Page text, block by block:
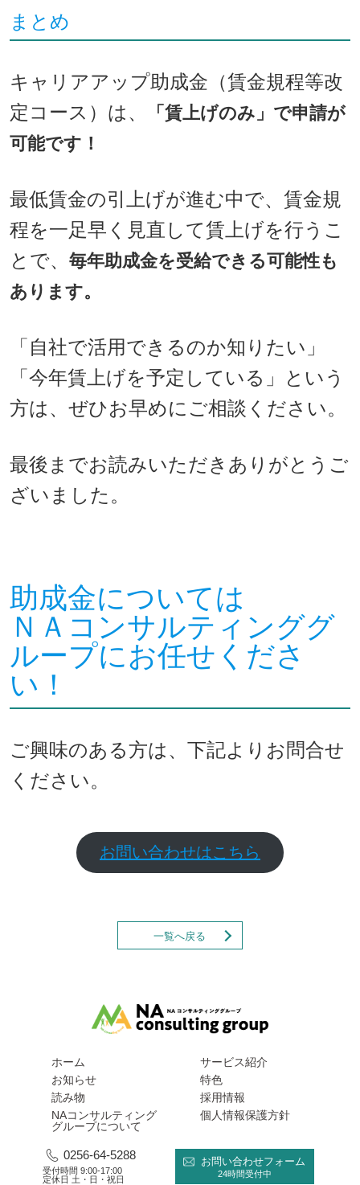
まとめ
キャリアアップ助成金（賃金規程等改
定コース）は、
「賃上げのみ」で申請が
可能です！
最低賃金の引上げが進む中で、賃金規
程を一足早く見直して賃上げを行うこ
とで、毎年助成金を受給できる可能性も
あります。
「自社で活用できるのか知りたい」
「今年賃上げを予定している」という
方は、ぜひお早めにご相談ください。
最後までお読みいただきありがとうご
ざいました。
助成金については
ＮＡコンサルティンググ
ループにお任せくださ
い！
ご興味のある方は、下記よりお問合せ
ください。
お問い合わせはこちら
一覧へ戻る
ホーム
お知らせ
読み物
NAコンサルティング
グループについて
サービス紹介
特色
採用情報
個人情報保護方針
0256-64-5288
受付時間 9:00-17:00
定休日 土・日・祝日
お問い合わせフォーム
24時間受付中